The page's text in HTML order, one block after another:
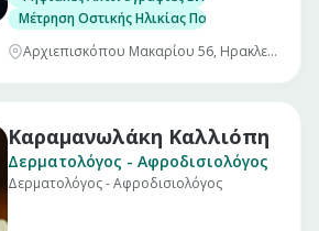
Μέτρηση Οστικής Ηλικίας Παίδων
Αρχιεπισκόπου Μακαρίου 56, Ηρακλείου
Καραμανωλάκη Καλλιόπη
Δερματολόγος - Αφροδισιολόγος
Δερματολόγος - Αφροδισιολόγος